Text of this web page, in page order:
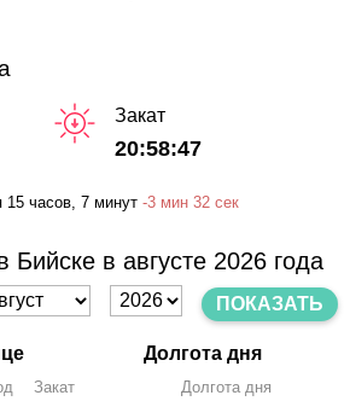
Закат
20:58:47
15 часов, 7 минут -3 мин 32 сек
Бийске в августе 2026 года
ПОКАЗАТЬ
Долгота дня
Закат Долгота дня